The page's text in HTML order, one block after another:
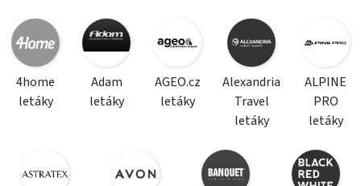
4home
letáky
Adam
letáky
AGEO.cz
letáky
Alexandria
Travel
letáky
ALPINE
PRO
letáky